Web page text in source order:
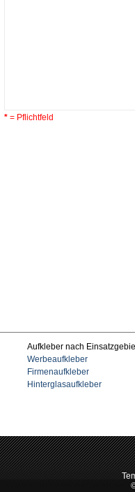
* = Pflichtfeld
Aufkleber nach
Werbeaufkleber
Firmenaufkleber
Hinterglasaufkleber